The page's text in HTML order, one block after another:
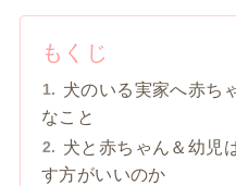
もくじ
犬のいる実家へ赤ち
なこと
犬と赤ちゃん＆幼児
す方がいいのか